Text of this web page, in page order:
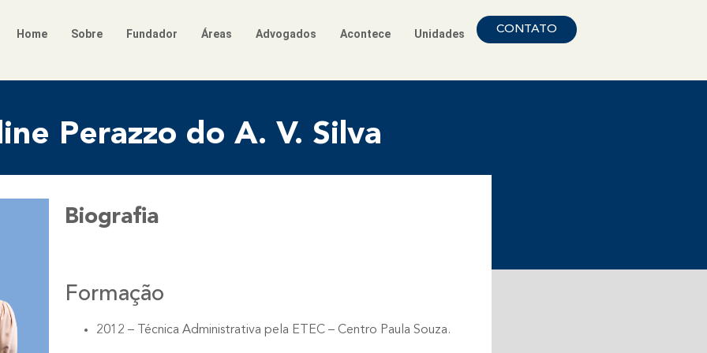
Home Sobre Fundador Áreas Advogados Acontece Unidades CONTATO
Perazzo do A. V. Silva
Biografia
Formação
2012 – Técnica Administrativa pela ETEC – Centro Paula Souza.